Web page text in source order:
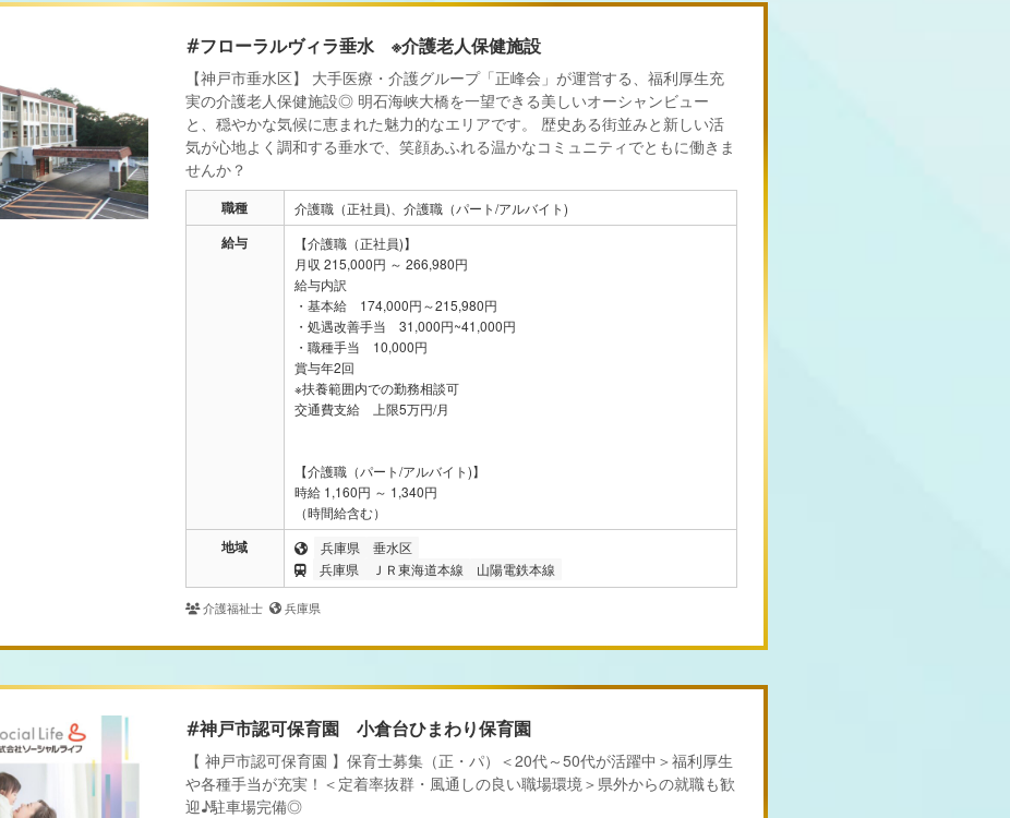
#フローラルヴィラ垂水 ※介護老人保健施設
【神戸市垂水区】 大手医療・介護グループ「正峰会」が運営する、福利厚生充
実の介護老人保健施設◎ 明石海峡大橋を一望できる美しいオーシャンビュー
と、穏やかな気候に恵まれた魅力的なエリアです。 歴史ある街並みと新しい活
気が心地よく調和する垂水で、笑顔あふれる温かなコミュニティでともに働きま
せんか？
職種 介護職（正社員)、介護職（パート/アルバイト)
給与
【介護職（正社員)】
月収 215,000円 ～ 266,980円
給与内訳
・基本給 174,000円～215,980円
・処遇改善手当 31,000円~41,000円
・職種手当 10,000円
賞与年2回
※扶養範囲内での勤務相談可
交通費支給 上限5万円/月
【介護職（パート/アルバイト)】
時給 1,160円 ～ 1,340円
（時間給含む）
地域 兵庫県
垂水区
兵庫県
ＪＲ東海道本線 山陽電鉄本線
介護福祉士 兵庫県
#神戸市認可保育園 小倉台ひまわり保育園
【 神戸市認可保育園 】保育士募集（正・パ）＜20代～50代が活躍中＞福利厚生
や各種手当が充実！＜定着率抜群・風通しの良い職場環境＞県外からの就職も歓
迎♪駐車場完備◎